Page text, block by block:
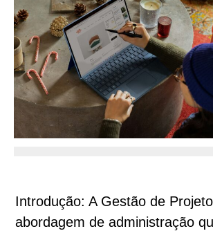
Introdução: A Gestão de
abordagem de administração